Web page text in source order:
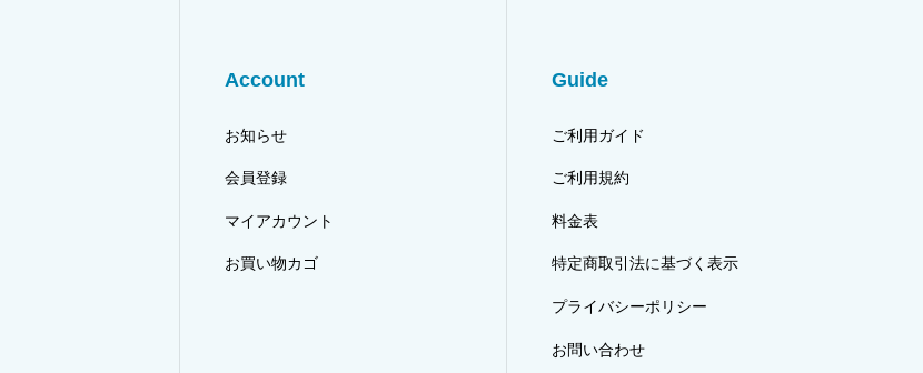
Account
お知らせ
会員登録
マイアカウント
お買い物カゴ
Guide
ご利用ガイド
ご利用規約
料金表
特定商取引法に基づく表示
プライバシーポリシー
お問い合わせ